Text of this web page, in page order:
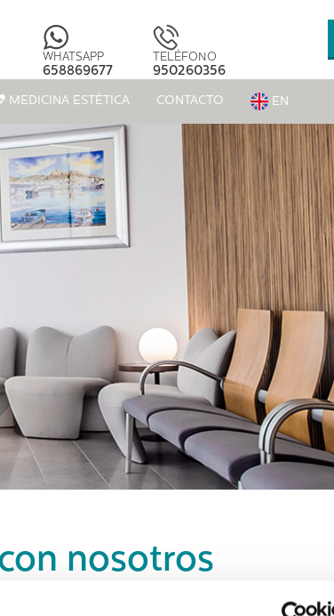
TELÉFONO
950260356
WHATSAPP
658869677
MEDICINA ESTÉTICA CONTACTO EN
nosotros
duda relacionada con su salud